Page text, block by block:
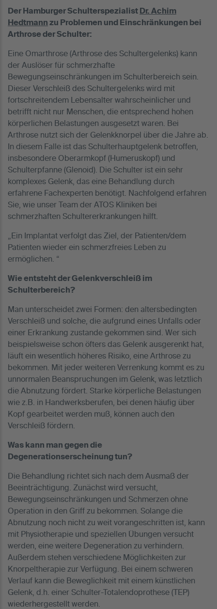
Der Hamburger Schulterspezialist Dr. Achim
Hedtmann zu Problemen und Einschränkungen bei
Arthrose der Schulter:
Eine Omarthrose (Arthrose des Schultergelenks) kann
der Auslöser für schmerzhafte
Bewegungseinschränkungen im Schulterbereich sein.
Dieser Verschleiß des Schultergelenks wird mit
fortschreitendem Lebensalter wahrscheinlicher und
betrifft nicht nur Menschen, die entsprechend hohen
körperlichen Belastungen ausgesetzt waren. Bei
Arthrose nutzt sich der Gelenkknorpel über die Jahre ab.
In diesem Falle ist das Schulterhauptgelenk betroffen,
insbesondere Oberarmkopf (Humeruskopf) und
Schulterpfanne (Glenoid). Die Schulter ist ein sehr
komplexes Gelenk, das eine Behandlung durch
erfahrene Fachexperten benötigt. Nachfolgend erfahren
Sie, wie unser Team der ATOS Kliniken bei
schmerzhaften Schultererkrankungen hilft.
„Ein Implantat verfolgt das Ziel, der Patienten/dem
Patienten wieder ein schmerzfreies Leben zu
ermöglichen. “
Wie entsteht der Gelenkverschleiß im
Schulterbereich?
Man unterscheidet zwei Formen: den altersbedingten
Verschleiß und solche, die aufgrund eines Unfalls oder
einer Erkrankung zustande gekommen sind. Wer sich
beispielsweise schon öfters das Gelenk ausgerenkt hat,
läuft ein wesentlich höheres Risiko, eine Arthrose zu
bekommen. Mit jeder weiteren Verrenkung kommt es zu
unnormalen Beanspruchungen im Gelenk, was letztlich
die Abnutzung fördert. Starke körperliche Belastungen
wie z.B. in Handwerksberufen, bei denen häufig über
Kopf gearbeitet werden muß, können auch den
Verschleiß fördern.
Was kann man gegen die
Degenerationserscheinung tun?
Die Behandlung richtet sich nach dem Ausmaß der
Beeinträchtigung. Zunächst wird versucht,
Bewegungseinschränkungen und Schmerzen ohne
Operation in den Griff zu bekommen. Solange die
Abnutzung noch nicht zu weit vorangeschritten ist, kann
mit Physiotherapie und speziellen Übungen versucht
werden, eine weitere Degeneration zu verhindern.
Außerdem stehen verschiedene Möglichkeiten zur
Knorpeltherapie zur Verfügung. Bei einem schweren
Verlauf kann die Beweglichkeit mit einem künstlichen
Gelenk, d.h. einer Schulter-Totalendoprothese (TEP)
wiederhergestellt werden.